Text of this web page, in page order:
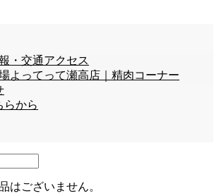
・交通アクセス
よってって瀬高店｜精肉コーナー
らから
はございません。